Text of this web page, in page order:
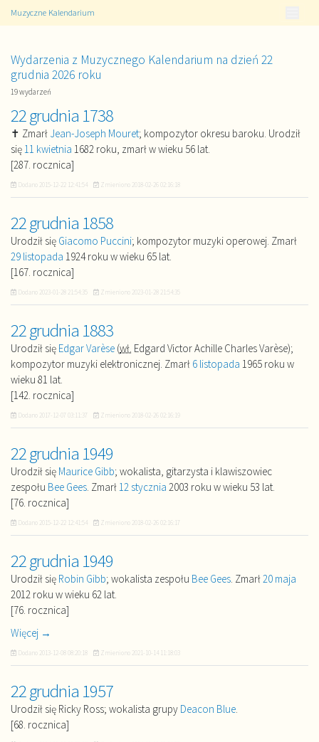
Muzyczne Kalendarium
Wydarzenia z Muzycznego Kalendarium na dzień 22
grudnia 2026 roku
19 wydarzeń
22 grudnia 1738
✝ Zmarł Jean-Joseph Mouret; kompozytor okresu baroku. Urodził
się11 kwietnia 1682 roku, zmarł w wieku 56 lat.
[287. rocznica]
Dodano 2015-12-22 12:41:54 Zmieniono 2018-02-26 02:16:18
22 grudnia 1858
Urodził się Giacomo Puccini; kompozytor muzyki operowej. Zmarł
29 listopada 1924 roku w wieku 65 lat.
[167. rocznica]
Dodano 2023-01-28 21:54:35 Zmieniono 2023-01-28 21:54:35
22 grudnia 1883
Urodził się Edgar Varèse (wł. Edgard Victor Achille Charles Varèse);
kompozytor muzyki elektronicznej. Zmarł 6 listopada 1965 roku w
wieku 81 lat.
[142. rocznica]
Dodano 2017-12-07 03:11:37 Zmieniono 2018-02-26 02:16:19
22 grudnia 1949
Urodził się Maurice Gibb; wokalista, gitarzysta i klawiszowiec
zespołu Bee Gees. Zmarł12 stycznia 2003 roku w wieku 53 lat.
[76. rocznica]
Dodano 2015-12-22 12:41:54 Zmieniono 2018-02-26 02:16:17
22 grudnia 1949
Urodził się Robin Gibb; wokalista zespołu Bee Gees. Zmarł20 maja
2012 roku w wieku 62 lat.
[76. rocznica]
Więcej →
Dodano 2013-12-08 08:20:18 Zmieniono 2021-10-14 11:18:03
22 grudnia 1957
Urodził się Ricky Ross; wokalista grupy Deacon Blue.
[68. rocznica]